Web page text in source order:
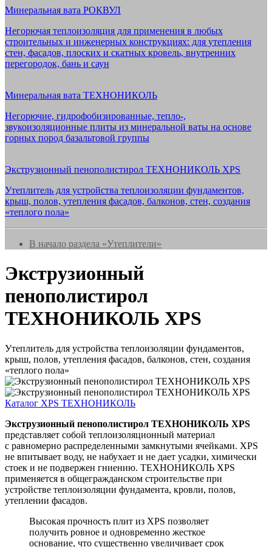
Минеральная вата РОКВУЛ
Негорючая теплоизоляция для применения в любых
строительных и инженерных конструкциях: для утепления
стен, фасадов, плоских и скатных кровель, внутренних
перегородок, бань и саун
Минеральная вата ТЕХНОНИКОЛЬ
Негорючие, гидрофобизированные, тепло-,
звукоизоляционные плиты из минеральной ваты на основе
горных пород базальтовой группы
Экструзионный пенополистирол ТЕХНОНИКОЛЬ XPS
Утеплитель для устройства теплоизоляции фундаментов,
крыш, полов, утепления фасадов, балконов, стен, создания
«теплого пола»
В начало раздела «Утеплители»
Экструзионный
пенополистирол
ТЕХНОНИКОЛЬ XPS
Утеплитель для устройства теплоизоляции фундаментов,
крыш, полов, утепления фасадов, балконов, стен, создания
«теплого пола»
Каталог XPS ТЕХНОНИКОЛЬ
Экструзионный пенополистирол ТЕХНОНИКОЛЬ XPS
представляет собой теплоизоляционный материал
с равномерно распределенными замкнутыми ячейками. XPS
не впитывает воду, не набухает и не дает усадки, химически
стоек и не подвержен гниению. ТЕХНОНИКОЛЬ XPS
применяется в общегражданском строительстве при
устройстве теплоизоляции фундамента, кровли, полов,
утеплении фасадов.
Высокая прочность плит из XPS позволяет
получить ровное и одновременно жесткое
основание, что существенно увеличивает срок